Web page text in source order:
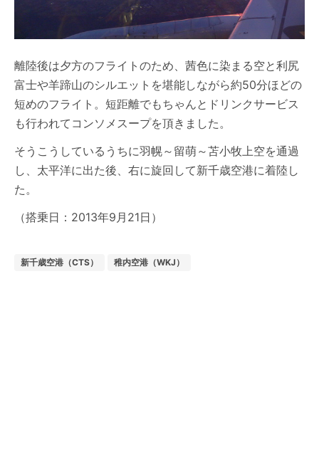
離陸後は夕方のフライトのため、茜色に染まる空と利尻
富士や羊蹄山のシルエットを堪能しながら約50分ほどの
短めのフライト。短距離でもちゃんとドリンクサービス
も行われてコンソメスープを頂きました。
そうこうしているうちに羽幌～留萌～苫小牧上空を通過
し、太平洋に出た後、右に旋回して新千歳空港に着陸し
た。
（搭乗日：2013年9月21日）
新千歳空港（CTS） 稚内空港（WKJ）